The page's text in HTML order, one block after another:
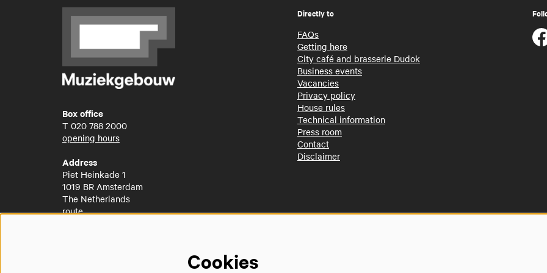
Box office
T 020 788 2000
opening hours
Address
Piet Heinkade 1
1019 BR Amsterdam
The Netherlands
route
Directly to
FAQs
Getting here
City café and brasserie Dudok
Business events
Vacancies
Privacy policy
House rules
Technical information
Press room
Contact
Disclaimer
Cookies